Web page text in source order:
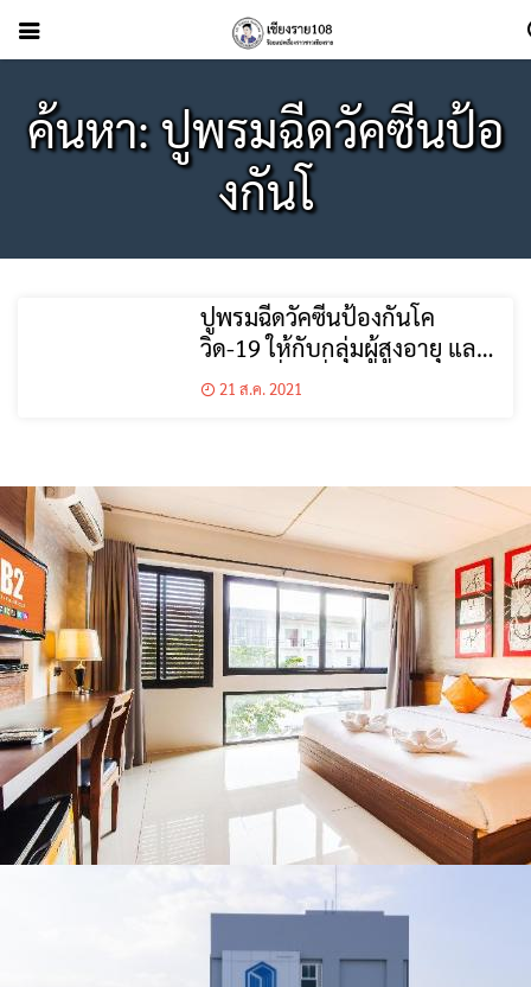
ค้นหา: ปูพรมฉีดวัคซีนป้อ
งกันโ
ปูพรมฉีดวัคซีนป้องกันโค
วิด-19 ให้กับกลุ่มผู้สูงอายุ และ
7 กลุ่มเสี่ยง ที่อาศัยอยู่ในเขต
21 ส.ค. 2021